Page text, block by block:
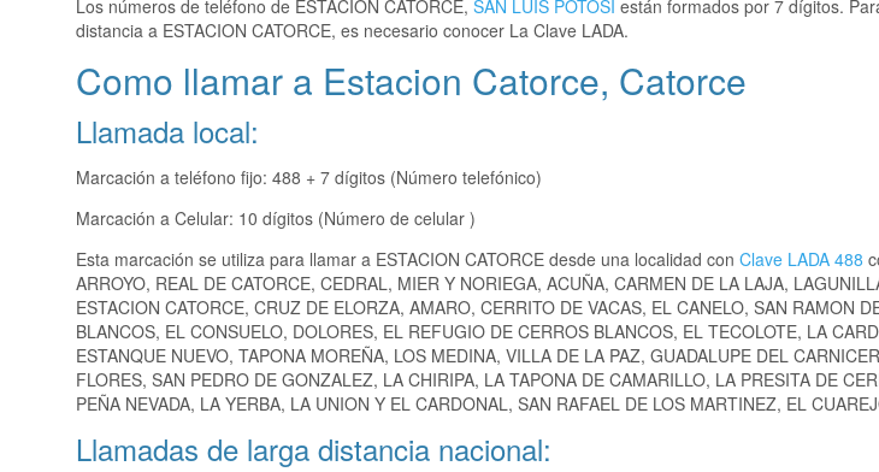
Los números de teléfono de ESTACION CATORCE, SAN LUIS POTOSI están formados por 7 dígitos.
distancia a ESTACION CATORCE, es necesario conocer La Clave LADA.
Como llamar a Estacion Catorce, Catorce
Llamada local:
Marcación a teléfono fijo: 488 + 7 dígitos (Número telefónico)
Marcación a Celular: 10 dígitos (Número de celular )
Esta marcación se utiliza para llamar a ESTACION CATORCE desde una localidad con Clave LADA 488
ARROYO, REAL DE CATORCE, CEDRAL, MIER Y NORIEGA, ACUÑA, CARMEN DE LA LAJA,
ESTACION CATORCE, CRUZ DE ELORZA, AMARO, CERRITO DE VACAS, EL CANELO, SAN RAMON
BLANCOS, EL CONSUELO, DOLORES, EL REFUGIO DE CERROS BLANCOS, EL TECOLOTE, LA
ESTANQUE NUEVO, TAPONA MOREÑA, LOS MEDINA, VILLA DE LA PAZ, GUADALUPE DEL
FLORES, SAN PEDRO DE GONZALEZ, LA CHIRIPA, LA TAPONA DE CAMARILLO, LA PRESITA DE
PEÑA NEVADA, LA YERBA, LA UNION Y EL CARDONAL, SAN RAFAEL DE LOS MARTINEZ, EL
Llamadas de larga distancia nacional: